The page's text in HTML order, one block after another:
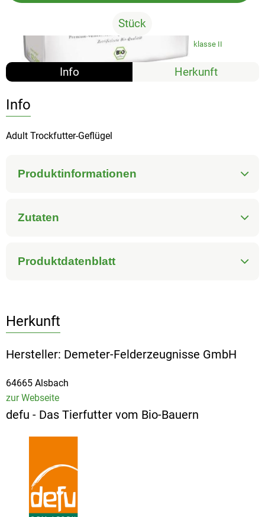
Stück
/ Stück Handelsklasse II
Info Herkunft
Info
Adult Trockfutter-Geflügel
Produktinformationen
Zutaten
Produktdatenblatt
Herkunft
Hersteller: Demeter-Felderzeugnisse GmbH
64665 Alsbach
zur Webseite
defu - Das Tierfutter vom Bio-Bauern